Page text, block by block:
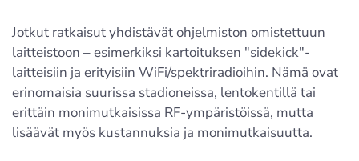
Jotkut ratkaisut yhdistävät ohjelmiston omistettuun
laitteistoon – esimerkiksi kartoituksen "sidekick"-
laitteisiin ja erityisiin WiFi/spektriradioihin. Nämä ovat
erinomaisia suurissa stadioneissa, lentokentillä tai
erittäin monimutkaisissa RF-ympäristöissä, mutta
lisäävät myös kustannuksia ja monimutkaisuutta.